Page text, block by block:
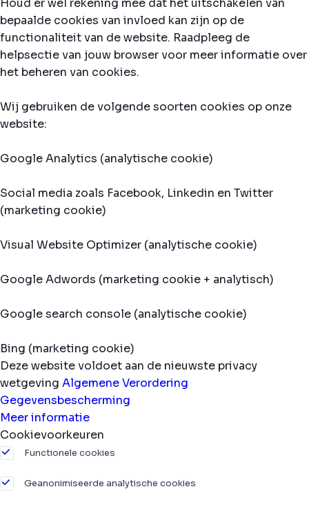
Houd er wel rekening mee dat het uitschakelen van
bepaalde cookies van invloed kan zijn op de
functionaliteit van de website. Raadpleeg de
helpsectie van jouw browser voor meer informatie over
het beheren van cookies.
Wij gebruiken de volgende soorten cookies op onze
website:
Google Analytics (analytische cookie)
Social media zoals Facebook, Linkedin en Twitter
(marketing cookie)
Visual Website Optimizer (analytische cookie)
Google Adwords (marketing cookie + analytisch)
Google search console (analytische cookie)
Bing (marketing cookie)
Deze website voldoet aan de nieuwste privacy
wetgeving Algemene Verordering
Gegevensbescherming
Meer informatie
Cookievoorkeuren
Functionele cookies
Geanonimiseerde analytische cookies